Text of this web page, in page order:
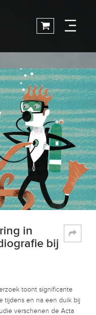
in
bij
toont significante
tijdens en na een duik bij
verschenen de Acta